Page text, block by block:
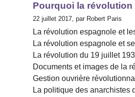
Pourquoi la
22 juillet 2017, par Robert Paris
La révolution espagnole et
La révolution espagnole et
La révolution du 19 juillet
Documents et images de la
Gestion ouvrière
La politique des anarchistes